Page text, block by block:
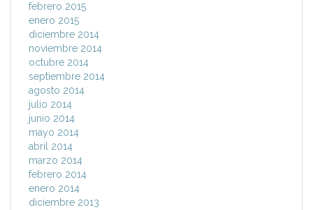
febrero 2015
enero 2015
diciembre 2014
noviembre 2014
octubre 2014
septiembre 2014
agosto 2014
julio 2014
junio 2014
mayo 2014
abril 2014
marzo 2014
febrero 2014
enero 2014
diciembre 2013